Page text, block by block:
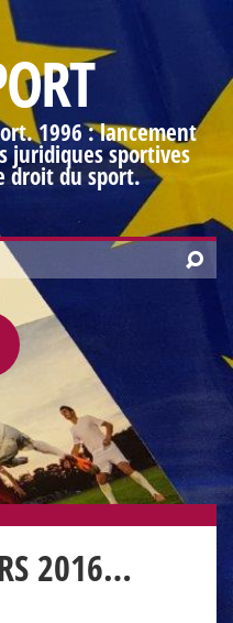
1996 : lancement
sportives
droit du sport.
2016…